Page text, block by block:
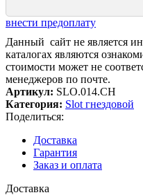
внести предоплату
Данный сайт не является
каталогах являются
стоимости может не
менеджеров по почте.
Артикул: SLO.014.CH
Категория: Slot гнездовой
Поделиться:
Доставка
Гарантия
Заказ и оплата
Доставка